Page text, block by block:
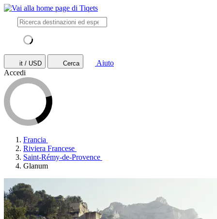
it / USD Cerca
Aiuto
Accedi
Francia
Riviera Francese
Saint-Rémy-de-Provence
Glanum